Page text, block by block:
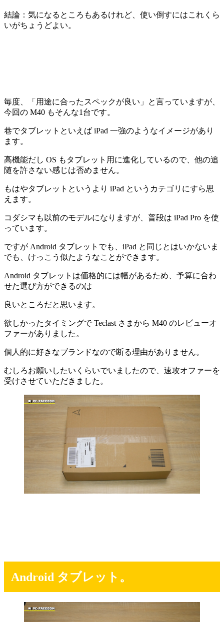
結論：気になるところもあるけれど、使い倒すにはこれくら
いがちょうどよい。
毎度、「 用途に合ったスペックが良い 」と言っていますが、
今回の M40 もそんな1台です。
巷でタブレットといえば iPad 一強のようなイメージがあり
ます。
高機能だし OS もタブレット用に進化しているので、他の追
随を許さない感じは否めません。
もはやタブレットというより iPad というカテゴリにすら思
えます。
コダシマも以前のモデルになりますが、普段は iPad Pro を使
っています。
ですが Android タブレットでも、iPad と同じとはいかないま
でも、けっこう似たようなことができます。
Android タブレットは価格的には幅があるため、予算に合わ
せた選び方ができるのは
良いところだと思います。
欲しかったタイミングで Teclast さまから M40 のレビューオ
ファーがありました。
個人的に好きなブランドなので断る理由がありません。
むしろお願いしたいくらいでいましたので、速攻オファーを
受けさせていただきました。
Android タブレット。